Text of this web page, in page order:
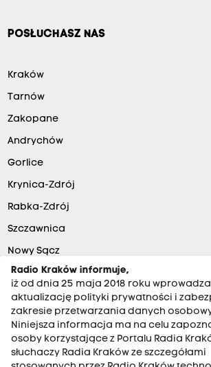
POSŁUCHASZ NAS
Kraków
Tarnów
Zakopane
Andrychów
Gorlice
Krynica-Zdrój
Rabka-Zdrój
Szczawnica
Nowy Sącz
Radio Kraków informuje,
iż od dnia 25 maja 2018 roku wprowadza
aktualizację polityki prywatności i
zakresie przetwarzania danych
Niniejsza informacja ma na celu
osoby korzystające z Portalu Radia
słuchaczy Radia Kraków ze szczegółami